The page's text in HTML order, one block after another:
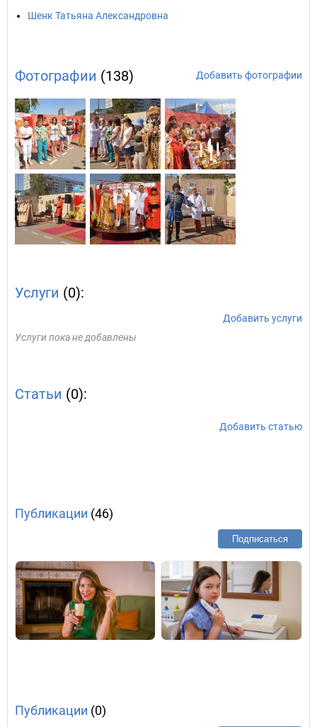
Шенк Татьяна Александровна
Фотографии (138) Добавить фотографии
Услуги (0):
Добавить услуги
Услуги пока не добавлены
Статьи (0):
Добавить статью
Публикации (46)
Подписаться
Публикации (0)